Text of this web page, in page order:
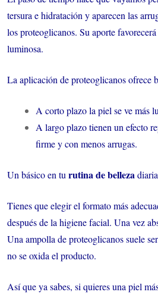
tersura e hidratación y aparecen las
los proteoglicanos. Su aporte
luminosa.
La aplicación de proteoglicanos ofrece
A corto plazo la piel se ve más
A largo plazo tienen un efecto
firme y con menos arrugas.
Un básico en tu rutina de belleza
Tienes que elegir el formato más
después de la higiene facial. Una vez
Una ampolla de proteoglicanos suele
no se oxida el producto.
Así que ya sabes, si quieres una piel